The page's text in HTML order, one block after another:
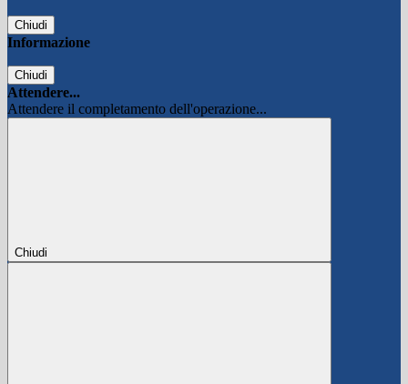
Chiudi
Informazione
Chiudi
Attendere...
Attendere il completamento dell'operazione...
Chiudi